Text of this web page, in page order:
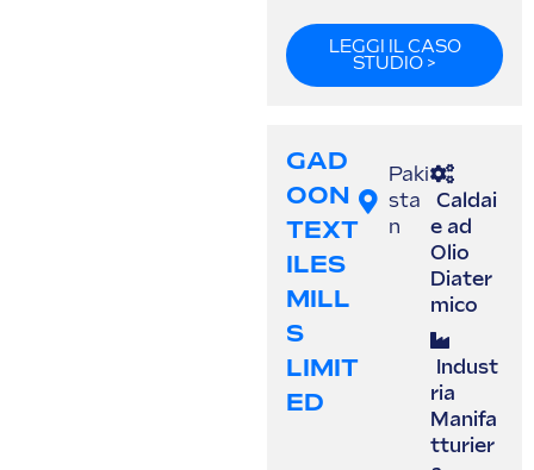
LEGGI IL CASO
STUDIO >
GAD
OON
TEXT
ILES
MILL
S
LIMIT
ED
Paki
sta
n
Caldai
e ad
Olio
Diater
mico
Indust
ria
Manifa
tturier